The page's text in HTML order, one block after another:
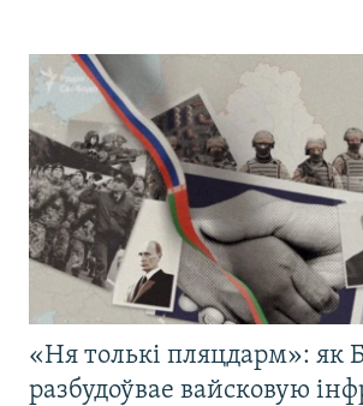
«Ня толькі пляцдарм»: як
разбудоўвае вайсковую